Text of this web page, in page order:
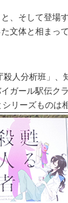
、そして登場
文体と相まっ
人分析班」、
ガール駅伝ク
リーズものは